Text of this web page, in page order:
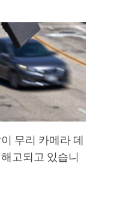
무리 카메라 데
고되고 있습니